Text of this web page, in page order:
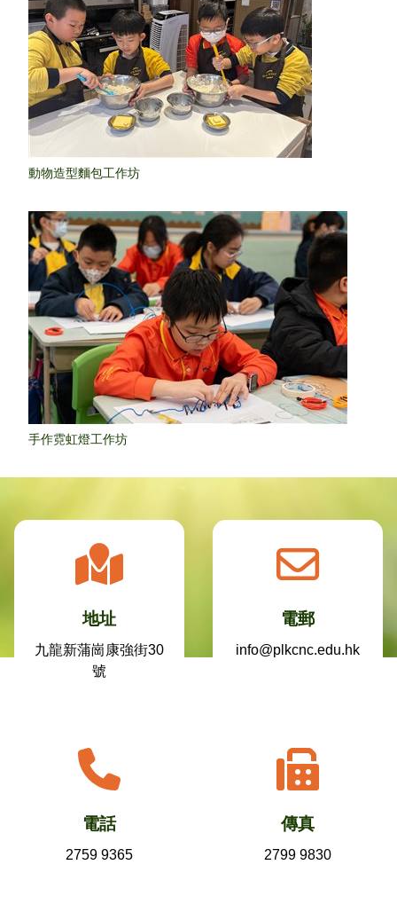
動物造型麵包工作坊
手作霓虹燈工作坊
地址
九龍新蒲崗康強街30
號
電郵
info@plkcnc.edu.hk
電話
2759 9365
傳真
2799 9830